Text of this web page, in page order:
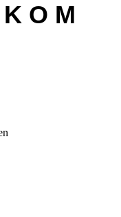
O M